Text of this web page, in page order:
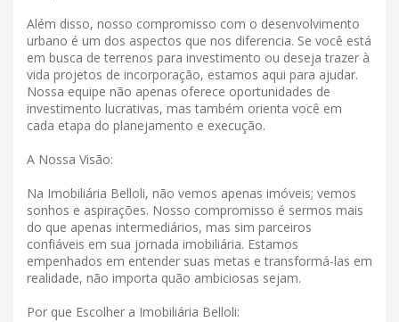
Além disso, nosso compromisso com o desenvolvimento
urbano é um dos aspectos que nos diferencia. Se você está
em busca de terrenos para investimento ou deseja trazer à
vida projetos de incorporação, estamos aqui para ajudar.
Nossa equipe não apenas oferece oportunidades de
investimento lucrativas, mas também orienta você em
cada etapa do planejamento e execução.
A Nossa Visão:
Na Imobiliária Belloli, não vemos apenas imóveis; vemos
sonhos e aspirações. Nosso compromisso é sermos mais
do que apenas intermediários, mas sim parceiros
confiáveis ​​em sua jornada imobiliária. Estamos
empenhados em entender suas metas e transformá-las em
realidade, não importa quão ambiciosas sejam.
Por que Escolher a Imobiliária Belloli: